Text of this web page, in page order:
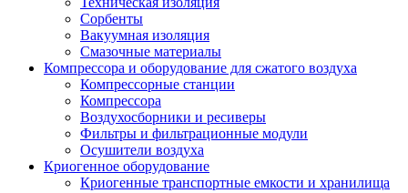
Сорбенты
Вакуумная изоляция
Смазочные материалы
Компрессора и оборудование для сжатого воздуха
Компрессорные станции
Компрессора
Воздухосборники и ресиверы
Фильтры и фильтрационные модули
Осушители воздуха
Криогенное оборудование
Криогенные транспортные емкости и хранилища